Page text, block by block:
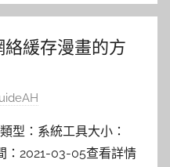
緩存漫畫的方
型：系統工具大小：
：2021-03-05查看詳情